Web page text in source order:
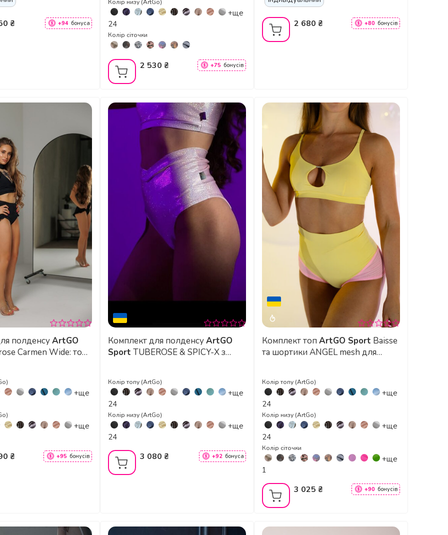
₴ +94 бонуса
Колір низу (ArtGo)
+ще
24
Колір сіточки
2 530 ₴ +75 бонусів
2 680 ₴ +80 бонусів
полденсуArtGO
Carmen Wide: топ
+ще
+ще
₴ +95 бонусів
Комплект для полденсуArtGO
Sport TUBEROSE & SPICY-X з
Колір топу (ArtGo)
+ще
24
Колір низу (ArtGo)
+ще
24
3 080 ₴ +92 бонуса
Комплект топArtGO Sport Baisse
та шортики ANGEL mesh для
Колір топу (ArtGo)
+ще
24
Колір низу (ArtGo)
+ще
24
Колір сіточки
+ще
1
3 025 ₴ +90 бонусів